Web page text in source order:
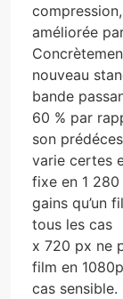
améliorée
nouveau
bande
60 % par
son
varie certes
fixe en 1
gains qu’un
tous les cas
x 720 px ne
film en
cas